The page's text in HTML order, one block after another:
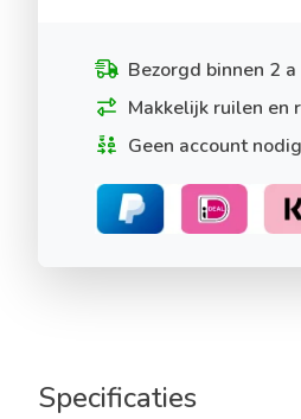
Bezorgd binnen 2
Makkelijk ruilen en
Geen account
Specificaties